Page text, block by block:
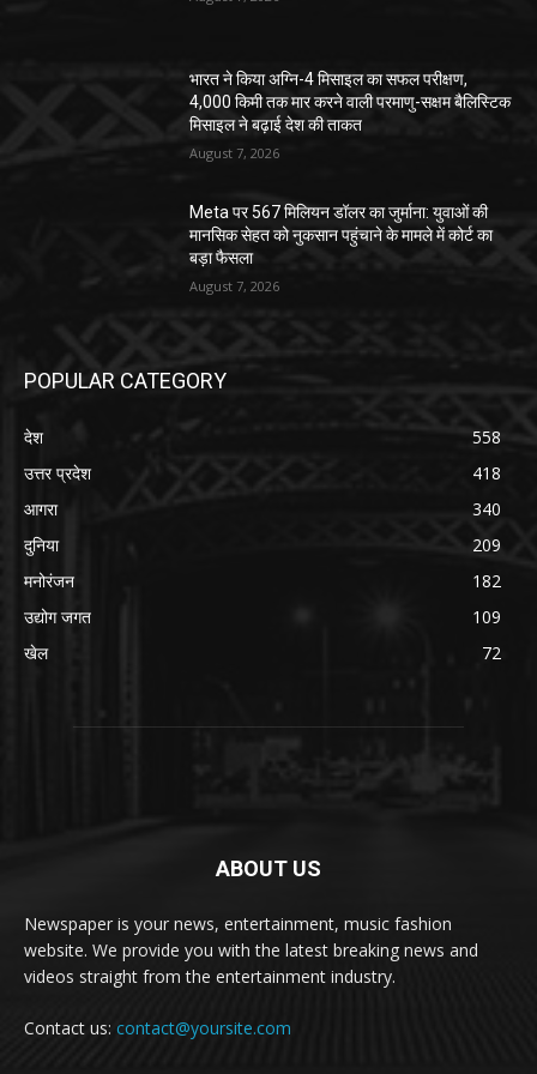
भारत ने किया अग्नि-4 मिसाइल का सफल परीक्षण,
4,000 किमी तक मार करने वाली परमाणु-सक्षम बैलिस्टिक
मिसाइल ने बढ़ाई देश की ताकत
August 7, 2026
Meta पर 567 मिलियन डॉलर का जुर्माना: युवाओं की
मानसिक सेहत को नुकसान पहुंचाने के मामले में कोर्ट का
बड़ा फैसला
August 7, 2026
POPULAR CATEGORY
देश
558
उत्तर प्रदेश
418
आगरा
340
दुनिया
209
मनोरंजन
182
उद्योग जगत
109
खेल
72
ABOUT US
Newspaper is your news, entertainment, music fashion
website. We provide you with the latest breaking news and
videos straight from the entertainment industry.
Contact us: contact@yoursite.com